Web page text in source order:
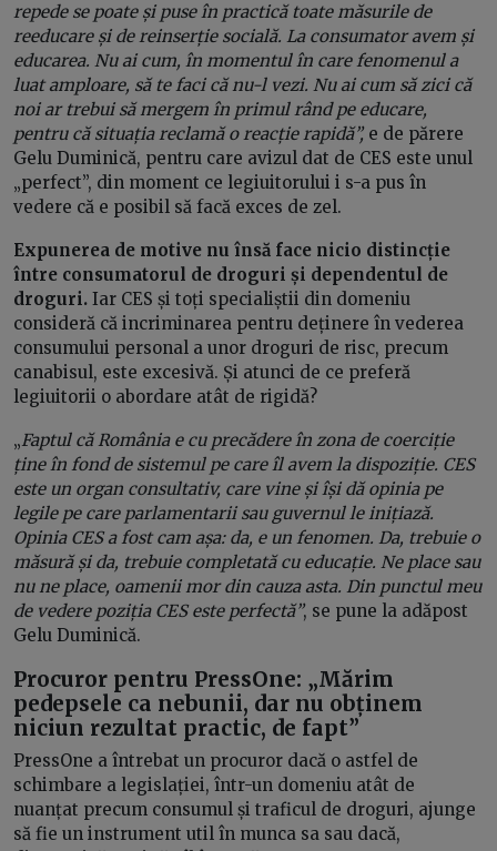
repede se poate și puse în practică toate măsurile de
reeducare și de reinserție socială. La consumator avem și
educarea. Nu ai cum, în momentul în care fenomenul a
luat amploare, să te faci că nu-l vezi. Nu ai cum să zici că
noi ar trebui să mergem în primul rând pe educare,
pentru că situația reclamă o reacție rapidă”, e de părere
Gelu Duminică, pentru care avizul dat de CES este unul
„perfect”, din moment ce legiuitorului i s-a pus în
vedere că e posibil să facă exces de zel.
Expunerea de motive nu însă face nicio distincție
între consumatorul de droguri și dependentul de
droguri. Iar CES și toți specialiștii din domeniu
consideră că incriminarea pentru deținere în vederea
consumului personal a unor droguri de risc, precum
canabisul, este excesivă. Și atunci de ce preferă
legiuitorii o abordare atât de rigidă?
„Faptul că România e cu precădere în zona de coerciție
ține în fond de sistemul pe care îl avem la dispoziție. CES
este un organ consultativ, care vine și își dă opinia pe
legile pe care parlamentarii sau guvernul le inițiază.
Opinia CES a fost cam așa: da, e un fenomen. Da, trebuie o
măsură și da, trebuie completată cu educație. Ne place sau
nu ne place, oamenii mor din cauza asta. Din punctul meu
de vedere poziția CES este perfectă”, se pune la adăpost
Gelu Duminică.
Procuror pentru PressOne: „Mărim
pedepsele ca nebunii, dar nu obținem
niciun rezultat practic, de fapt”
PressOne a întrebat un procuror dacă o astfel de
schimbare a legislației, într-un domeniu atât de
nuanțat precum consumul și traficul de droguri, ajunge
să fie un instrument util în munca sa sau dacă,